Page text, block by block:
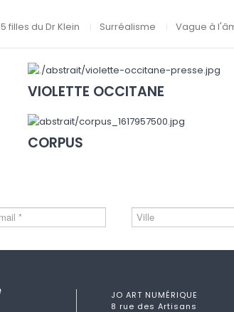
5 filles du Dr Klein Surréalisme Vague à
VIOLETTE OCCITANE
CORPUS
JO ART NUMÉRIQUE
8 rue des Artisans